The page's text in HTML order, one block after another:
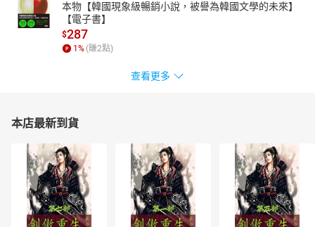
本物【韓國現象級暢銷小說，被譽為韓國文學的未來】
【電子書】
$287
1 % (賺2點)
查看更多
本店最新到貨